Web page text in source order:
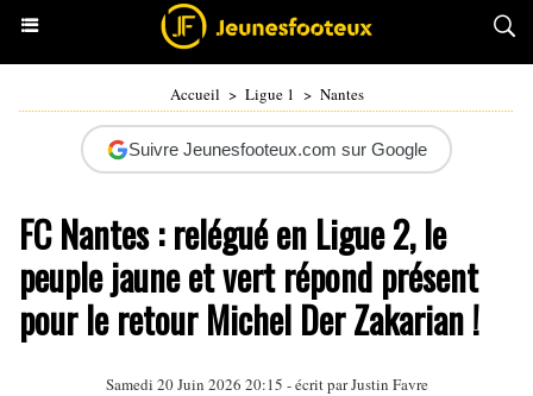
Accueil > Ligue 1 > Nantes
Suivre Jeunesfooteux.com sur Google
FC Nantes : relégué en Ligue 2, le
peuple jaune et vert répond présent
pour le retour Michel Der Zakarian !
Samedi 20 Juin 2026 20:15 - écrit parJustin Favre